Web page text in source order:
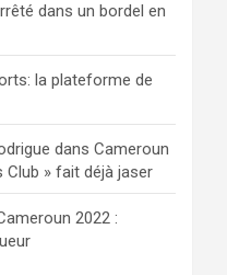
dans un bordel en
la plateforme de
dansCameroun
Club » fait déjà jaser
2022 :